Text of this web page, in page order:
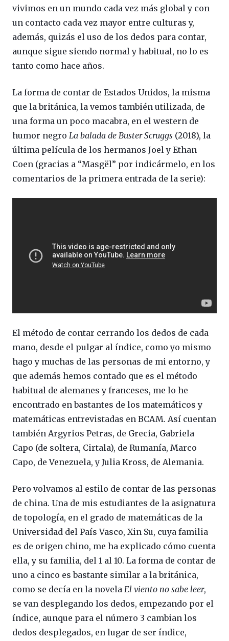
vivimos en un mundo cada vez más global y con
un contacto cada vez mayor entre culturas y,
además, quizás el uso de los dedos para contar,
aunque sigue siendo normal y habitual, no lo es
tanto como hace años.
La forma de contar de Estados Unidos, la misma
que la británica, la vemos también utilizada, de
una forma un poco macabra, en el western de
humor negro La balada de Buster Scruggs (2018), la
última película de los hermanos Joel y Ethan
Coen (gracias a “Masgël” por indicármelo, en los
comentarios de la primera entrada de la serie):
El método de contar cerrando los dedos de cada
mano, desde el pulgar al índice, como yo mismo
hago y muchas de las personas de mi entorno, y
que además hemos contado que es el método
habitual de alemanes y franceses, me lo he
encontrado en bastantes de los matemáticos y
matemáticas entrevistadas en BCAM. Así cuentan
también Argyrios Petras, de Grecia, Gabriela
Capo (de soltera, Cirtala), de Rumanía, Marco
Capo, de Venezuela, y Julia Kross, de Alemania.
Pero volvamos al estilo de contar de las personas
de china. Una de mis estudiantes de la asignatura
de topología, en el grado de matemáticas de la
Universidad del País Vasco, Xin Su, cuya familia
es de origen chino, me ha explicado cómo cuenta
ella, y su familia, del 1 al 10. La forma de contar de
uno a cinco es bastante similar a la británica,
como se decía en la novela El viento no sabe leer,
se van desplegando los dedos, empezando por el
índice, aunque para el número 3 cambian los
dedos desplegados, en lugar de ser índice,